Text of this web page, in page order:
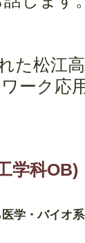
た松江
ーク応
学科OB)
学・バイオ